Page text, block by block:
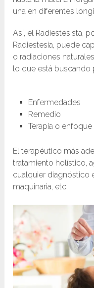
una en diferentes
Así, el Radiestesista,
Radiestesia, puede
o radiaciones
lo que está buscando
Enfermedades
Remedio
Terapia o enfoque
El terapéutico más
tratamiento holístico,
cualquier diagnóstico
maquinaria, etc.